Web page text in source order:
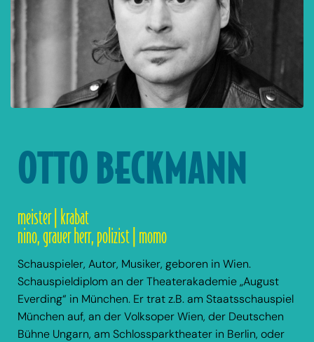
OTTO BECKMANN
meister | krabat
nino, grauer herr, polizist | momo
Schauspieler, Autor, Musiker, geboren in Wien.
Schauspieldiplom an der Theaterakademie „August
Everding“ in München. Er trat z.B. am Staatsschauspiel
München auf, an der Volksoper Wien, der Deutschen
Bühne Ungarn, am Schlossparktheater in Berlin, oder